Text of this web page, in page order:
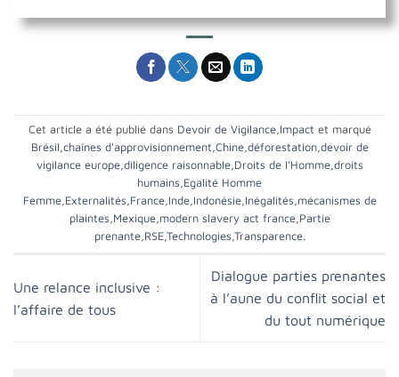
Cet article a été publié dans Devoir de Vigilance,Impact et marqué
Brésil,chaînes d'approvisionnement,Chine,déforestation,devoir de
vigilance europe,diligence raisonnable,Droits de l’Homme,droits
humains,Egalité Homme
Femme,Externalités,France,Inde,Indonésie,Inégalités,mécanismes de
plaintes,Mexique,modern slavery act france,Partie
prenante,RSE,Technologies,Transparence.
Une relance inclusive :
l’affaire de tous
Dialogue parties prenantes
à l’aune du conflit social et
du tout numérique